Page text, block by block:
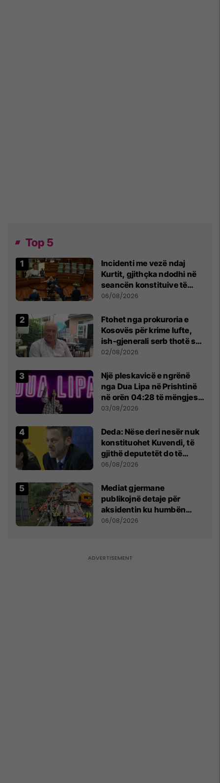
Top 5
Incidenti me vezë ndaj
Kurtit, gjithçka ndodhi në
seancën konstituive të
Kuvendit
06/08/2026
Ftohet nga prokuroria e
Kosovës për krime lufte,
ish-gjenerali serb thotë se
dikush e tradhtoi në
02/08/2026
Një pleskavicë e ngrënë
nga Dua Lipa në Prishtinë
në orën 04:28 të mëngjesit
- dhe bota digjitale serbe
03/08/2026
Deda: Nëse deri nesër nuk
konstituohet Kuvendi, të
gjithë deputetët do të
bëjnë shkelje të rëndë
06/08/2026
Mediat gjermane
publikojnë detaje për
aksidentin ku humbën
jetën tre mërgimtarë nga
06/08/2026